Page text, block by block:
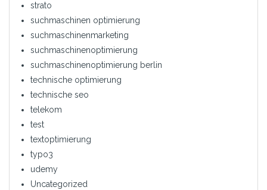
strato
suchmaschinen optimierung
suchmaschinenmarketing
suchmaschinenoptimierung
suchmaschinenoptimierung berlin
technische optimierung
technische seo
telekom
test
textoptimierung
typo3
udemy
Uncategorized